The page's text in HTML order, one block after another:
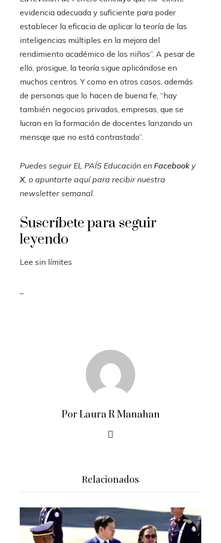
evidencia adecuada y suficiente para poder
establecer la eficacia de aplicar la teoría de las
inteligencias múltiples en la mejora del
rendimiento académico de los niños”. A pesar de
ello, prosigue, la teoría sigue aplicándose en
muchos centros. Y como en otros casos, además
de personas que lo hacen de buena fe, “hay
también negocios privados, empresas, que se
lucran en la formación de docentes lanzando un
mensaje que no está contrastado”.
Puedes seguir EL PAÍS Educación en Facebooky
X, o apuntarte aquí para recibirnuestra
newsletter semanal.
Suscríbete para seguir
leyendo
Lee sin límites
Por Laura R Manahan
Relacionados